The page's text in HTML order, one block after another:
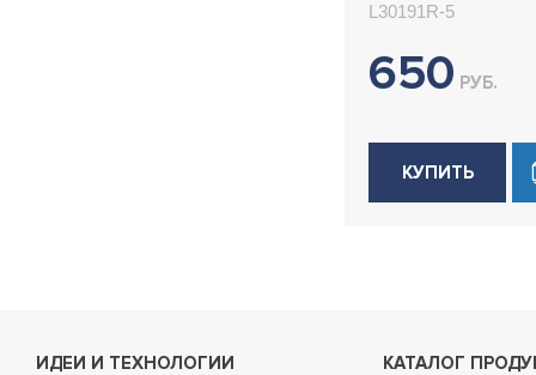
L30191R-5
L30191R-5
650 РУБ.
КУПИТЬ
ИДЕИ И ТЕХНОЛОГИИ КАТАЛОГ